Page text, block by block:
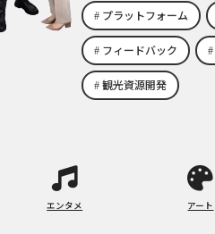
プラットフォーム
フィードバック
観光資源開発
エンタメ アート